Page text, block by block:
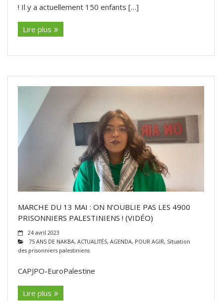
! Il y a actuellement 150 enfants […]
Lire plus
MARCHE DU 13 MAI : ON N’OUBLIE PAS LES 4900
PRISONNIERS PALESTINIENS ! (VIDÉO)
24 avril 2023
75 ANS DE NAKBA, ACTUALITÉS, AGENDA, POUR AGIR, Situation
des prisonniers palestiniens
CAPJPO-EuroPalestine
Lire plus